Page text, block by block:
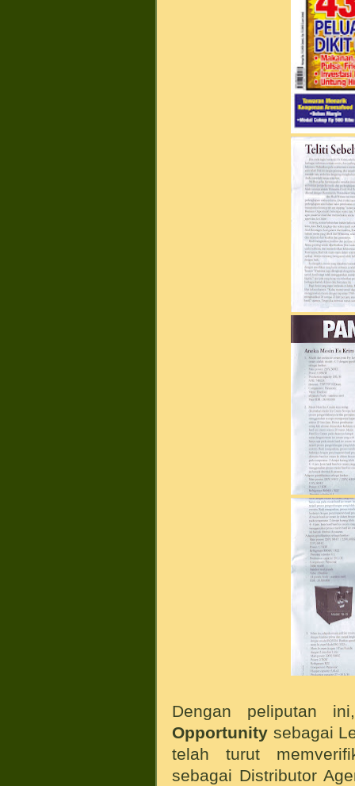
Dengan peliputan
Opportunity sebagai
telah turut
sebagai Distributor